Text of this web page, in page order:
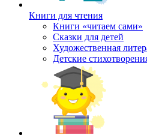
Книги для чтения
Книги «читаем сами»
Сказки для детей
Художественная
Детские